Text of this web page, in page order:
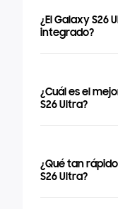
¿El Galaxy S26
integrado?
¿Cuál es el
S26 Ultra?
¿Qué tan
S26 Ultra?